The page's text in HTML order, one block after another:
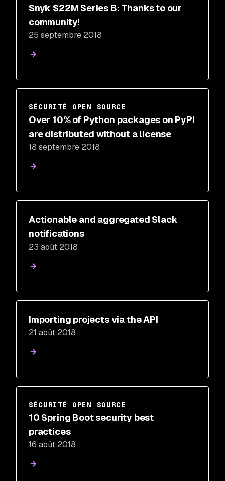
Snyk $22M Series B: Thanks to our
community!
25 septembre 2018
SÉCURITÉ OPEN SOURCE
Over 10% of Python packages on PyPI
are distributed without a license
18 septembre 2018
Actionable and aggregated Slack
notifications
23 août 2018
Importing projects via the API
21 août 2018
SÉCURITÉ OPEN SOURCE
10 Spring Boot security best
practices
16 août 2018